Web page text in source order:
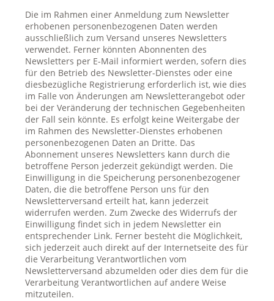
Die im Rahmen einer Anmeldung zum Newsletter
erhobenen personenbezogenen Daten werden
ausschließlich zum Versand unseres Newsletters
verwendet. Ferner könnten Abonnenten des
Newsletters per E-Mail informiert werden, sofern dies
für den Betrieb des Newsletter-Dienstes oder eine
diesbezügliche Registrierung erforderlich ist, wie dies
im Falle von Änderungen am Newsletterangebot oder
bei der Veränderung der technischen Gegebenheiten
der Fall sein könnte. Es erfolgt keine Weitergabe der
im Rahmen des Newsletter-Dienstes erhobenen
personenbezogenen Daten an Dritte. Das
Abonnement unseres Newsletters kann durch die
betroffene Person jederzeit gekündigt werden. Die
Einwilligung in die Speicherung personenbezogener
Daten, die die betroffene Person uns für den
Newsletterversand erteilt hat, kann jederzeit
widerrufen werden. Zum Zwecke des Widerrufs der
Einwilligung findet sich in jedem Newsletter ein
entsprechender Link. Ferner besteht die Möglichkeit,
sich jederzeit auch direkt auf der Internetseite des für
die Verarbeitung Verantwortlichen vom
Newsletterversand abzumelden oder dies dem für die
Verarbeitung Verantwortlichen auf andere Weise
mitzuteilen.